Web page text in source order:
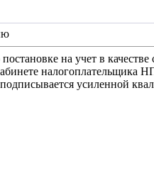
постановке на учет в
налогоплательщика
усиленной